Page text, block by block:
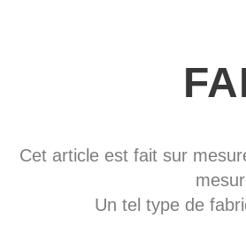
Cet article est fait sur
Un tel type de